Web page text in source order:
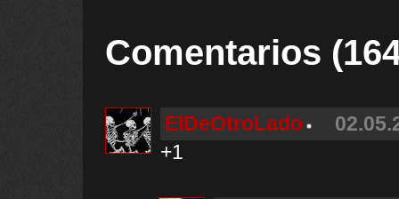
Comentarios
ElDeOtroLado
+1